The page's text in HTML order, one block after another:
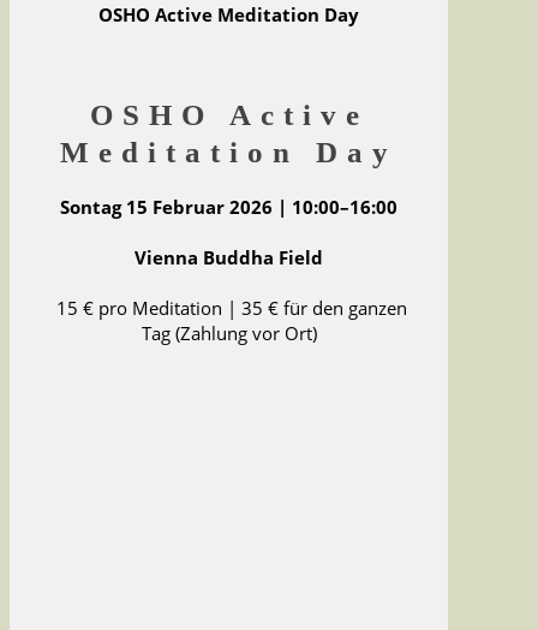
OSHO Active Meditation Day
OSHO Active
Meditation Day
Sontag 15 Februar 2026 | 10:00–16:00
Vienna Buddha Field
15 € pro Meditation | 35 € für den ganzen
Tag (Zahlung vor Ort)